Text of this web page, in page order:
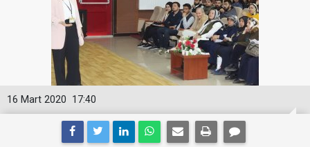
17:40
16 Mart 2020